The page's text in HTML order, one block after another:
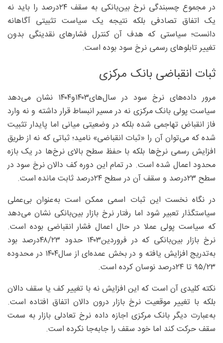
در مجموع چسبندگی نرخ بین‌بانکی به سقف ۲۴درصد را باید نه
یک اتفاق تصادفی بلکه نتیجه یک سیاست تثبیتی آگاهانه
دانست؛ سیاستی که هدف آن کنترل فشارهای نقدینگی بدون
تغییر تابلوهای رسمی نرخ سود بوده است.
ثبات انقباضی بانک مرکزی
مرور داده‌های نرخ سود در سال‌های۱۴۰۳و۱۴۰۴ نشان می‌دهد
سیاست پولی بانک مرکزی نه در مسیر انبساط قرار داشته و نه وارد
فاز انقباض تهاجمی شده بلکه در وضعیتی میانی اما پایدار تثبیت
شده که می‌توان آن را «ثبات انقباضی» نامید؛ ثباتی که نه از طریق
افزایش رسمی نرخ‌ها بلکه با حفظ سطح بالای نرخ‌ها در یک بازه
محدود اعمال شده است. در تمام این دوره کف دالان نرخ سود در
سطح ۲۳‌درصد و سقف آن در سطح ۲۴‌درصد ثابت مانده است.
در نگاه نخست این ثبات اسمی ممکن است به‌عنوان بی‌عملی
سیاستگذار تعبیر شود اما رفتار نرخ بازار بین‌بانکی نشان می‌دهد
که سیاست پولی عملا در حال اعمال فشار انقباضی بوده است.
نرخ بازار بین‌بانکی که در فروردین۱۴۰۳ حدود ۴۸/۲۳‌درصد بود
به‌تدریج افزایش یافته و در بخش عمده‌ای از سال‌۱۴۰۴ در محدوده
۹۵/۲۳ تا ۲۴درصد نوسان کرده است.
نکته کلیدی آن است که این افزایش نه با تغییر کف یا سقف دالان
بلکه با تغییر موقعیت نرخ بازار درون دالان اتفاق افتاده است.
به‌عبارت دیگر بانک مرکزی اجازه داده نرخ تعادلی بازار به سمت
سقف حرکت کند اما خود سقف را جابه‌جا نکرده است.